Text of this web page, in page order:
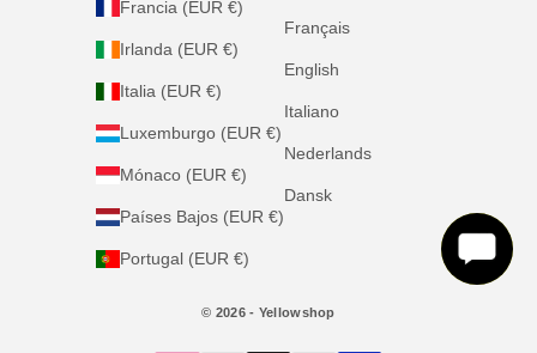
Francia (EUR €)
Irlanda (EUR €)
Italia (EUR €)
Luxemburgo (EUR €)
Mónaco (EUR €)
Países Bajos (EUR €)
Portugal (EUR €)
Français
English
Italiano
Nederlands
Dansk
© 2026 - Yellowshop